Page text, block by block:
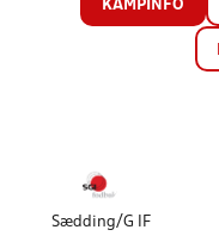
KAMPINFO
Sædding/G IF